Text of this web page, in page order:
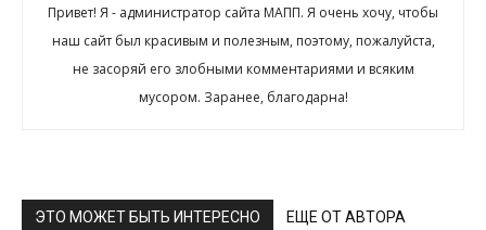
Привет! Я - администратор сайта МАПП. Я очень хочу, чтобы
наш сайт был красивым и полезным, поэтому, пожалуйста,
не засоряй его злобными комментариями и всяким
мусором. Заранее, благодарна!
ЭТО МОЖЕТ БЫТЬ ИНТЕРЕСНО ЕЩЕ ОТ АВТОРА